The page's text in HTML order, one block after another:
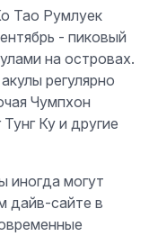
Тао Румлуек
- пиковый
на островах.
регулярно
Чумпхон
Ку и другие
иногда могут
дайв-сайте в